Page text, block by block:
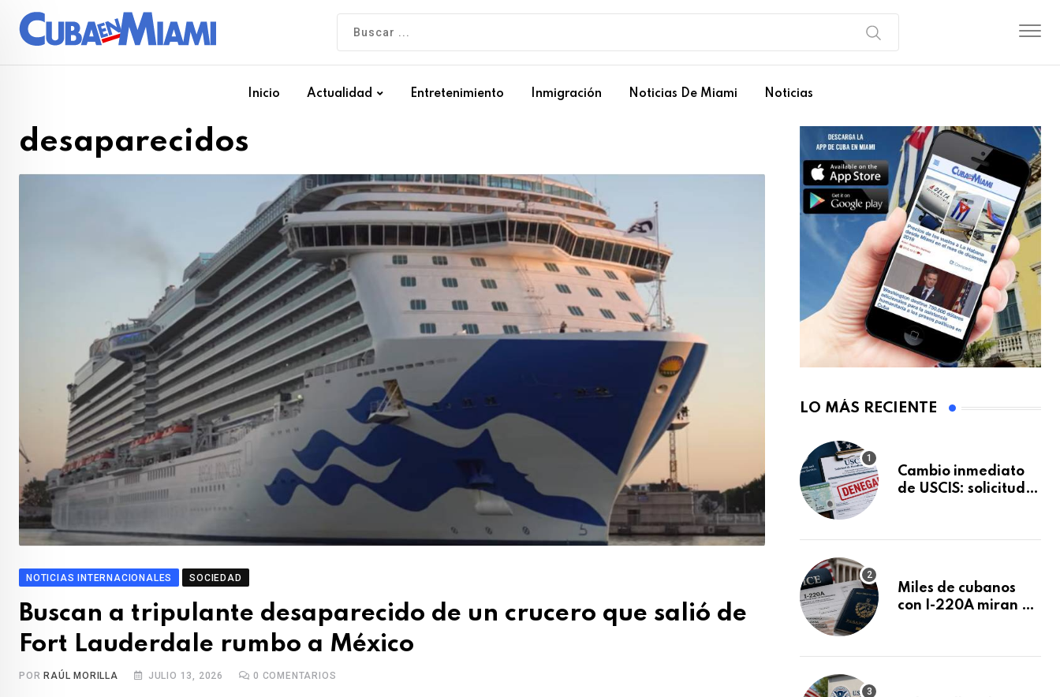
Inicio Actualidad Entretenimiento Inmigración Noticias De Miami Noticias
desaparecidos
NOTICIAS INTERNACIONALES SOCIEDAD
Buscan a tripulante desaparecido de un crucero que salió de
Fort Lauderdale rumbo a México
POR RAÚL MORILLA JULIO 13, 2026 0 COMENTARIOS
LO MÁS RECIENTE
Cambio inmediato
de USCIS: solicitudes
sin previo aviso
Miles de cubanos
con I-220A miran al
decidirse en una